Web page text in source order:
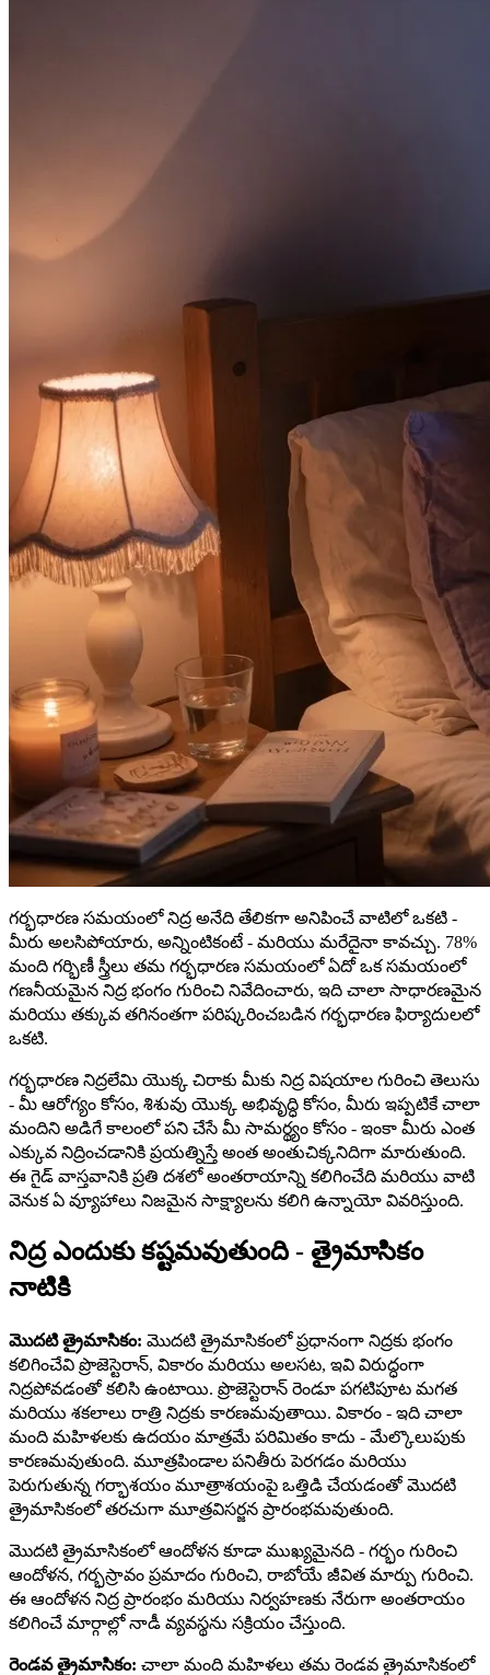
గర్భధారణ సమయంలో నిద్ర అనేది తేలికగా అనిపించే వాటిలో ఒకటి -
మీరు అలసిపోయారు, అన్నింటికంటే - మరియు మరేదైనా కావచ్చు. 78%
మంది గర్భిణీ స్త్రీలు తమ గర్భధారణ సమయంలో ఏదో ఒక సమయంలో
గణనీయమైన నిద్ర భంగం గురించి నివేదించారు, ఇది చాలా సాధారణమైన
మరియు తక్కువ తగినంతగా పరిష్కరించబడిన గర్భధారణ ఫిర్యాదులలో
ఒకటి.
గర్భధారణ నిద్రలేమి యొక్క చిరాకు మీకు నిద్ర విషయాల గురించి తెలుసు
- మీ ఆరోగ్యం కోసం, శిశువు యొక్క అభివృద్ధి కోసం, మీరు ఇప్పటికే చాలా
మందిని అడిగే కాలంలో పని చేసే మీ సామర్థ్యం కోసం - ఇంకా మీరు ఎంత
ఎక్కువ నిద్రించడానికి ప్రయత్నిస్తే అంత అంతుచిక్కనిదిగా మారుతుంది.
ఈ గైడ్ వాస్తవానికి ప్రతి దశలో అంతరాయాన్ని కలిగించేది మరియు వాటి
వెనుక ఏ వ్యూహాలు నిజమైన సాక్ష్యాలను కలిగి ఉన్నాయో వివరిస్తుంది.
నిద్ర ఎందుకు కష్టమవుతుంది - త్రైమాసికం
నాటికి
మొదటి త్రైమాసికం: మొదటి త్రైమాసికంలో ప్రధానంగా నిద్రకు భంగం
కలిగించేవి ప్రొజెస్టెరాన్, వికారం మరియు అలసట, ఇవి విరుద్ధంగా
నిద్రపోవడంతో కలిసి ఉంటాయి. ప్రొజెస్టెరాన్ రెండూ పగటిపూట మగత
మరియు శకలాలు రాత్రి నిద్రకు కారణమవుతాయి. వికారం - ఇది చాలా
మంది మహిళలకు ఉదయం మాత్రమే పరిమితం కాదు - మేల్కొలుపుకు
కారణమవుతుంది. మూత్రపిండాల పనితీరు పెరగడం మరియు
పెరుగుతున్న గర్భాశయం మూత్రాశయంపై ఒత్తిడి చేయడంతో మొదటి
త్రైమాసికంలో తరచుగా మూత్రవిసర్జన ప్రారంభమవుతుంది.
మొదటి త్రైమాసికంలో ఆందోళన కూడా ముఖ్యమైనది - గర్భం గురించి
ఆందోళన, గర్భస్రావం ప్రమాదం గురించి, రాబోయే జీవిత మార్పు గురించి.
ఈ ఆందోళన నిద్ర ప్రారంభం మరియు నిర్వహణకు నేరుగా అంతరాయం
కలిగించే మార్గాల్లో నాడీ వ్యవస్థను సక్రియం చేస్తుంది.
రెండవ త్రైమాసికం: చాలా మంది మహిళలు తమ రెండవ త్రైమాసికంలో